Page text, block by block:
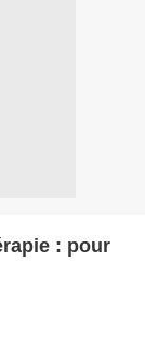
: pour